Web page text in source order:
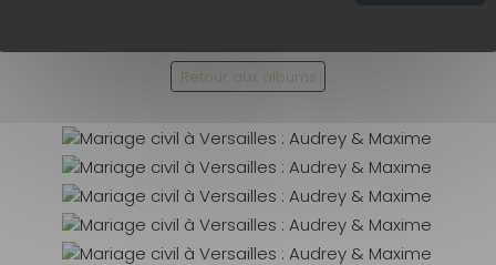
Retour aux albums